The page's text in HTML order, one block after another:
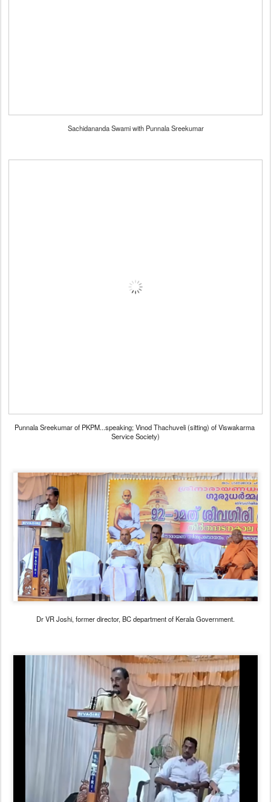
Sachidananda Swami with Punnala Sreekumar
Punnala Sreekumar of PKPM...speaking; Vinod Thachuveli (sitting) of Viswakarma
Service Society)
Dr VR Joshi, former director, BC department of Kerala Government.